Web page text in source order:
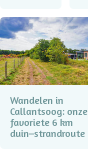
Wandelen in
Callantsoog: onze
favoriete 6 km
duin–strandroute